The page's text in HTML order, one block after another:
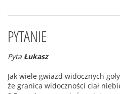
PYTANIE
Pyta Łukasz
Jak wiele gwiazd widocznych
że granica widoczności ciał